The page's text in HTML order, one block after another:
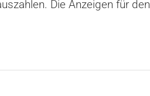
Die Anzeigen für den